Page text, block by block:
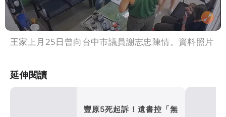
王家上月25日曾向台中市議員謝志忠陳情。資料照片
延伸閱讀
豐原5死起訴！遺書控「無